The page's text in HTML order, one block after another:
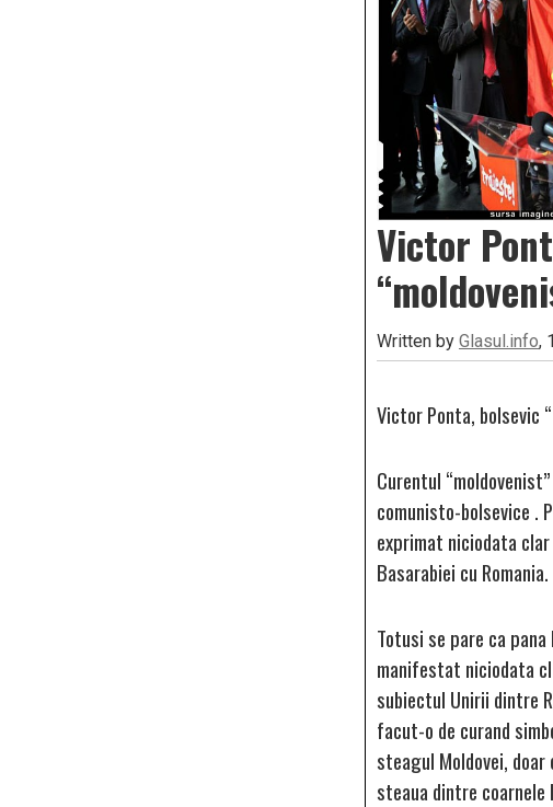
Victor
Written by Glasul.info,
Victor Ponta, bolsevic
Curentul
comunisto-bolsevice .
exprimat niciodata
Basarabiei cu Romania.
Totusi se pare ca
manifestat niciodata
subiectul Unirii dintre
facut-o de curand
steagul Moldovei,
steaua dintre